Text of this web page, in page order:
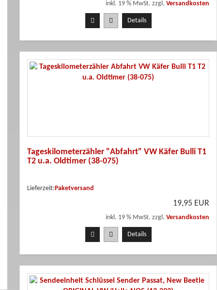
inkl. 19 % MwSt. zzgl. Versandkosten
Details
Tageskilometerzähler "Abfahrt" VW Käfer Bulli T1
T2 u.a. Oldtimer (38-075)
Lieferzeit: Paketversand
19,95 EUR
inkl. 19 % MwSt. zzgl. Versandkosten
Details